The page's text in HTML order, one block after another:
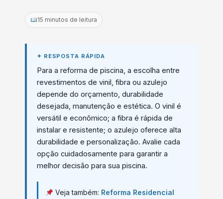
15 minutos de leitura
Para a reforma de piscina, a escolha entre
revestimentos de vinil, fibra ou azulejo
depende do orçamento, durabilidade
desejada, manutenção e estética. O vinil é
versátil e econômico; a fibra é rápida de
instalar e resistente; o azulejo oferece alta
durabilidade e personalização. Avalie cada
opção cuidadosamente para garantir a
melhor decisão para sua piscina.
Veja também: Reforma Residencial